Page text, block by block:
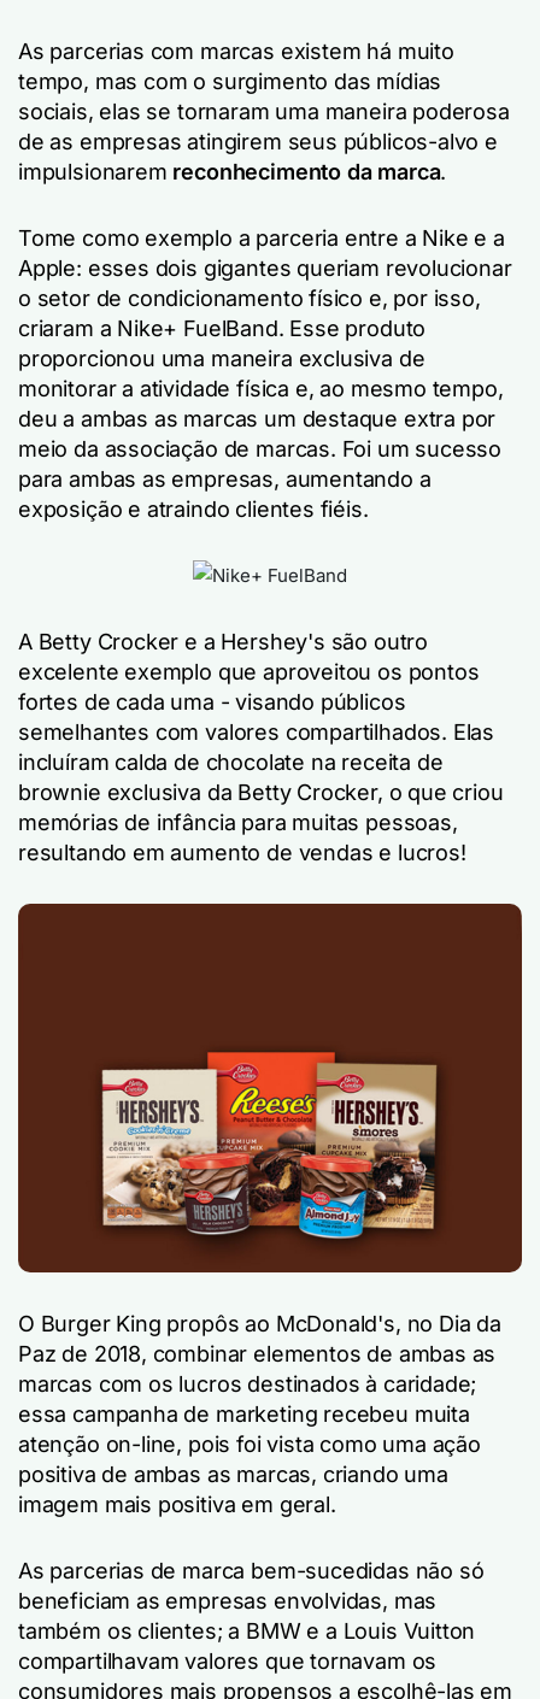
As parcerias com marcas existem há muito
tempo, mas com o surgimento das mídias
sociais, elas se tornaram uma maneira poderosa
de as empresas atingirem seus públicos-alvo e
impulsionarem reconhecimento da marca.
Tome como exemplo a parceria entre a Nike e a
Apple: esses dois gigantes queriam revolucionar
o setor de condicionamento físico e, por isso,
criaram a Nike+ FuelBand. Esse produto
proporcionou uma maneira exclusiva de
monitorar a atividade física e, ao mesmo tempo,
deu a ambas as marcas um destaque extra por
meio da associação de marcas. Foi um sucesso
para ambas as empresas, aumentando a
exposição e atraindo clientes fiéis.
A Betty Crocker e a Hershey's são outro
excelente exemplo que aproveitou os pontos
fortes de cada uma - visando públicos
semelhantes com valores compartilhados. Elas
incluíram calda de chocolate na receita de
brownie exclusiva da Betty Crocker, o que criou
memórias de infância para muitas pessoas,
resultando em aumento de vendas e lucros!
O Burger King propôs ao McDonald's, no Dia da
Paz de 2018, combinar elementos de ambas as
marcas com os lucros destinados à caridade;
essa campanha de marketing recebeu muita
atenção on-line, pois foi vista como uma ação
positiva de ambas as marcas, criando uma
imagem mais positiva em geral.
As parcerias de marca bem-sucedidas não só
beneficiam as empresas envolvidas, mas
também os clientes; a BMW e a Louis Vuitton
compartilhavam valores que tornavam os
consumidores mais propensos a escolhê-las em